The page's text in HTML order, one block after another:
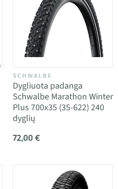
SCHWALBE
Dygliuota padanga
Schwalbe Marathon Winter
Plus 700x35 (35-622) 240
dyglių
72,00 €